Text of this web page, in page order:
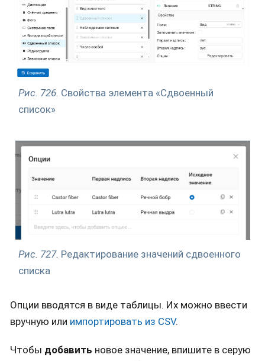
Рис. 726. Свойства элемента «Сдвоенный
список»
Рис. 727. Редактирование значений сдвоенного
списка
Опции вводятся в виде таблицы. Их можно ввести
вручную или импортировать из CSV.
Чтобы добавить новое значение, впишите в серую